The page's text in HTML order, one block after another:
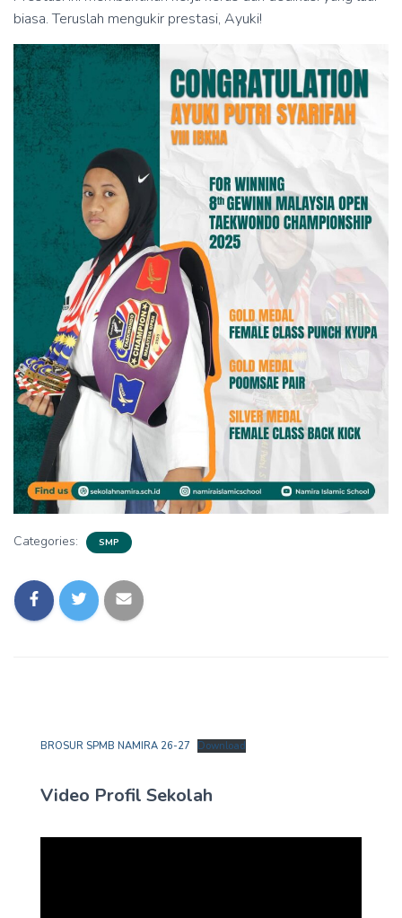
biasa. Teruslah mengukir prestasi, Ayuki!
Categories: SMP
BROSUR SPMB NAMIRA 26-27 Download
Video Profil Sekolah